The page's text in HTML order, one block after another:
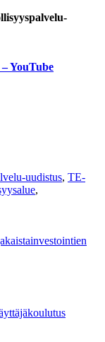
YouTube
uudistus, TE-
,